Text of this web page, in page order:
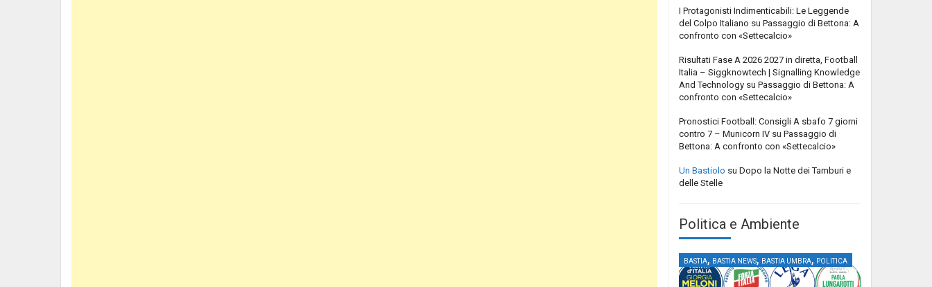
I Protagonisti Indimenticabili: Le Leggende
del Colpo Italiano su Passaggio di Bettona: A
confronto con «Settecalcio»
Risultati Fase A 2026 2027 in diretta, Football
Italia – Siggknowtech | Signalling Knowledge
And Technology su Passaggio di Bettona: A
confronto con «Settecalcio»
Pronostici Football: Consigli A sbafo 7 giorni
contro 7 – Municorn IV su Passaggio di
Bettona: A confronto con «Settecalcio»
Un Bastiolo su Dopo la Notte dei Tamburi e
delle Stelle
Politica e Ambiente
BASTIA, BASTIA NEWS, BASTIA UMBRA, POLITICA